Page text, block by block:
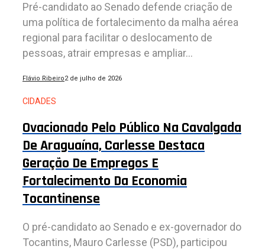
Pré-candidato ao Senado defende criação de
uma política de fortalecimento da malha aérea
regional para facilitar o deslocamento de
pessoas, atrair empresas e ampliar...
Flávio Ribeiro2 de julho de 2026
CIDADES
Ovacionado Pelo Público Na Cavalgada
De Araguaína, Carlesse Destaca
Geração De Empregos E
Fortalecimento Da Economia
Tocantinense
O pré-candidato ao Senado e ex-governador do
Tocantins, Mauro Carlesse (PSD), participou